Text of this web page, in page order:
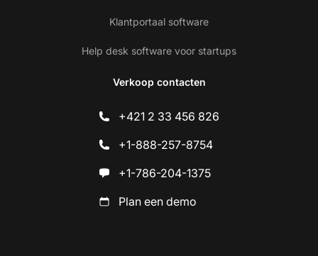
Klantportaal software
Help desk software voor startups
Verkoop contacten
+421 2 33 456 826
+1-888-257-8754
+1-786-204-1375
Plan een demo